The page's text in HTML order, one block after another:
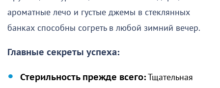
ароматные лечо и густые джемы в стеклянных
банках способны согреть в любой зимний вечер.
Главные секреты успеха:
Стерильность прежде всего:Тщательная